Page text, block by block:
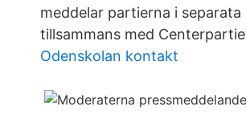
meddelar partierna i
tillsammans med
Odenskolan kontakt